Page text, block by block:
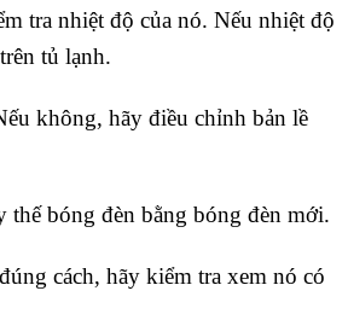
tra nhiệt độ của nó. Nếu nhiệt độ
tủ lạnh.
không, hãy điều chỉnh bản lề
thế bóng đèn bằng bóng đèn mới.
cách, hãy kiểm tra xem nó có